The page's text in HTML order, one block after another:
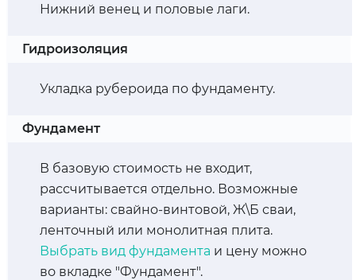
Нижний венец и половые лаги.
Гидроизоляция
Укладка рубероида по фундаменту.
Фундамент
В базовую стоимость не входит,
рассчитывается отдельно. Возможные
варианты: свайно-винтовой, Ж\Б сваи,
ленточный или монолитная плита.
Выбрать вид фундамента и цену можно
во вкладке "Фундамент".